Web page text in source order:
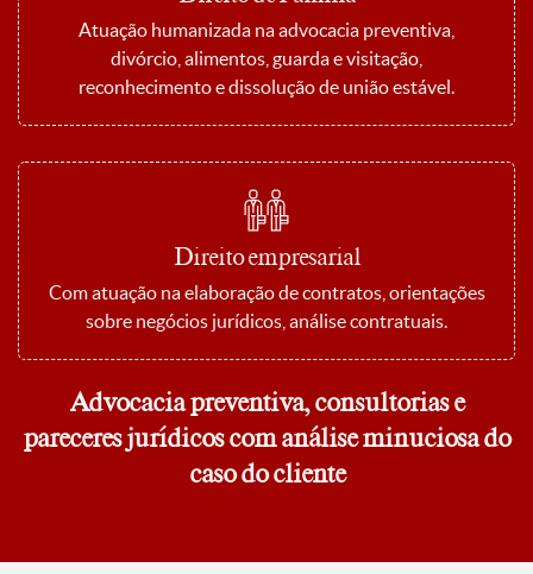
Atuação humanizada na advocacia preventiva,
divórcio, alimentos, guarda e visitação,
reconhecimento e dissolução de união estável.
Direito empresarial
Com atuação na elaboração de contratos, orientações
sobre negócios jurídicos, análise contratuais.
Advocacia preventiva, consultorias e
pareceres jurídicos com análise minuciosa do
caso do cliente